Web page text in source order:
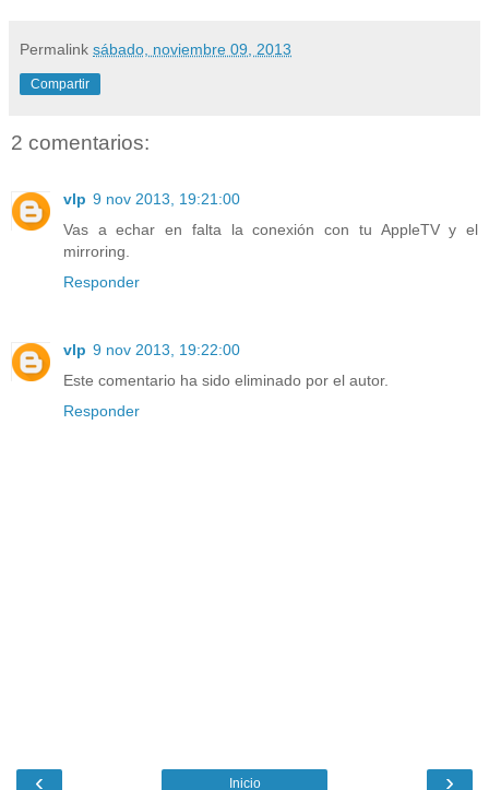
Permalink sábado, noviembre 09, 2013
Compartir
2 comentarios:
vlp 9 nov 2013, 19:21:00
Vas a echar en falta la conexión con tu AppleTV y el
mirroring.
Responder
vlp 9 nov 2013, 19:22:00
Este comentario ha sido eliminado por el autor.
Responder
‹ ›
Inicio